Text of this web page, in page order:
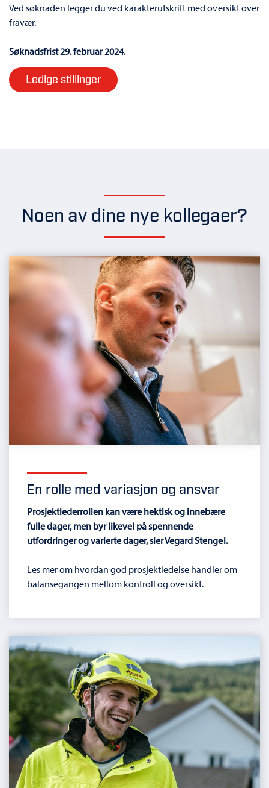
Ved søknaden legger du ved karakterutskrift med oversikt over
fravær.
Søknadsfrist 29. februar 2024.
Ledige stillinger
Noen av dine nye kollegaer?
En rolle med variasjon og ansvar
Prosjektlederrollen kan være hektisk og innebære
fulle dager, men byr likevel på spennende
utfordringer og varierte dager, sier Vegard Stengel.
Les mer om hvordan god prosjektledelse handler om
balansegangen mellom kontroll og oversikt.